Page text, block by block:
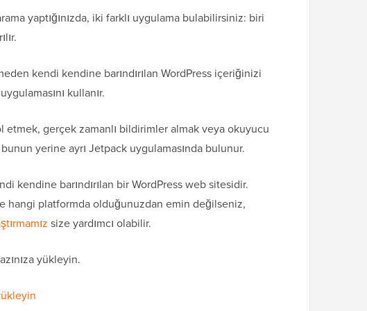
yaptığınızda, iki farklı uygulama bulabilirsiniz: biri
kendi kendine barındırılan WordPress içeriğinizi
kullanır.
gerçek zamanlı bildirimler almak veya okuyucu
yerine ayrı Jetpack uygulamasında bulunur.
kendine barındırılan bir WordPress web sitesidir.
hangi platformda olduğunuzdan emin değilseniz,
size yardımcı olabilir.
yükleyin.